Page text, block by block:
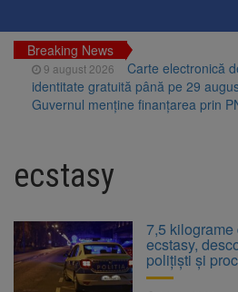
Breaking News
9 august 2026
Carte electronică
identitate gratuită până pe 29
Guvernul menține finanțarea prin
finanțare a fost semnat
propriul record mondial. Betty
zburat din nou pe aripa unui avion
9 august 2026
Avocații fraților
ecstasy
7,5
ecstasy,
polițiști și